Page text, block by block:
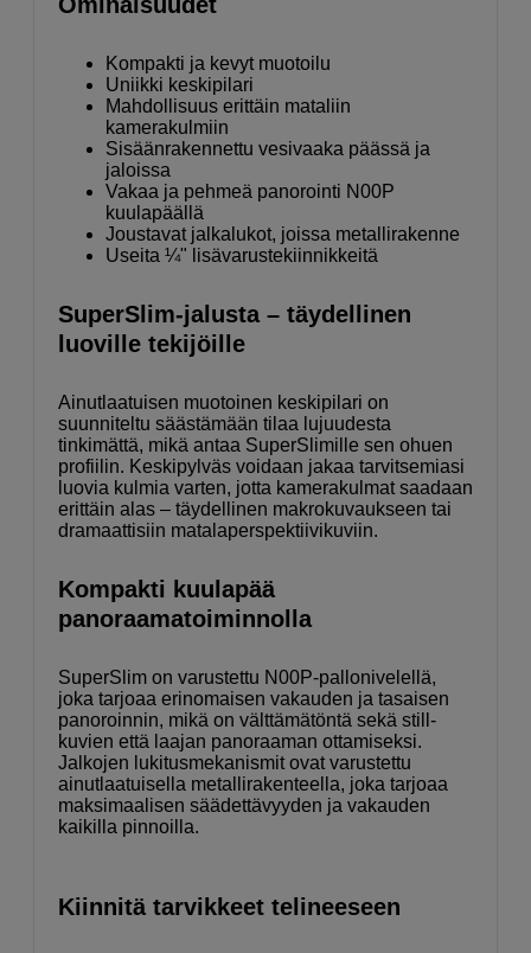
Kompakti ja kevyt muotoilu
Uniikki keskipilari
Mahdollisuus erittäin mataliin
kamerakulmiin
Sisäänrakennettu vesivaaka päässä ja
jaloissa
Vakaa ja pehmeä panorointi N00P
kuulapäällä
Joustavat jalkalukot, joissa metallirakenne
Useita ¼" lisävarustekiinnikkeitä
SuperSlim-jalusta – täydellinen
luoville tekijöille
Ainutlaatuisen muotoinen keskipilari on
suunniteltu säästämään tilaa lujuudesta
tinkimättä, mikä antaa SuperSlimille sen ohuen
profiilin. Keskipylväs voidaan jakaa tarvitsemiasi
luovia kulmia varten, jotta kamerakulmat saadaan
erittäin alas – täydellinen makrokuvaukseen tai
dramaattisiin matalaperspektiivikuviin.
Kompakti kuulapää
panoraamatoiminnolla
SuperSlim on varustettu N00P-pallonivelellä,
joka tarjoaa erinomaisen vakauden ja tasaisen
panoroinnin, mikä on välttämätöntä sekä still-
kuvien että laajan panoraaman ottamiseksi.
Jalkojen lukitusmekanismit ovat varustettu
ainutlaatuisella metallirakenteella, joka tarjoaa
maksimaalisen säädettävyyden ja vakauden
kaikilla pinnoilla.
Kiinnitä tarvikkeet telineeseen